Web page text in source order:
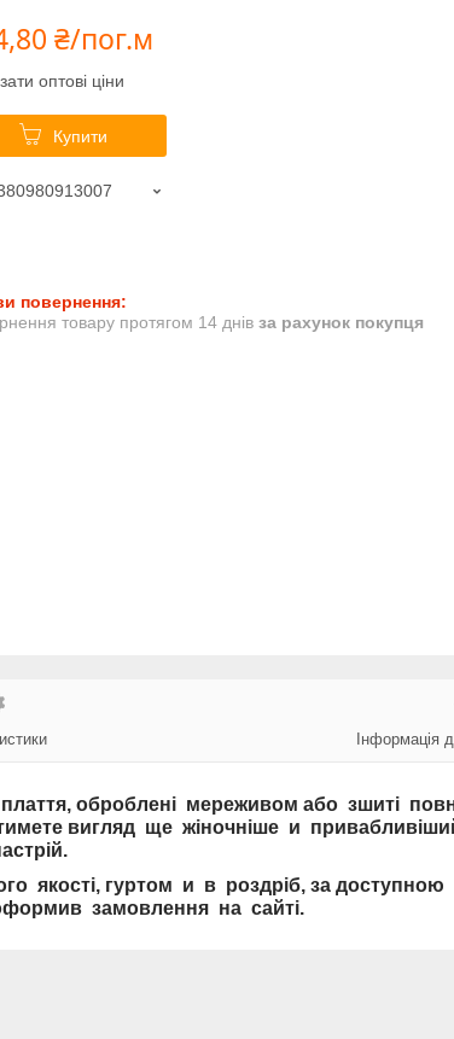
₴/пог.м
оптові ціни
Купити
товару протягом 14 днів за рахунок покупця
Інформація
оброблені мереживом або зшиті
вигляд ще жіночніше и
якості, гуртом и в роздріб, за
замовлення на сайті.